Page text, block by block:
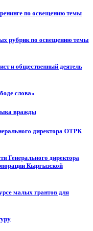
по освещению темы
рубрик по освещению темы
и общественный деятель
слова»
вражды
директора ОТРК
Генерального директора
Кыргызской
малых грантов для